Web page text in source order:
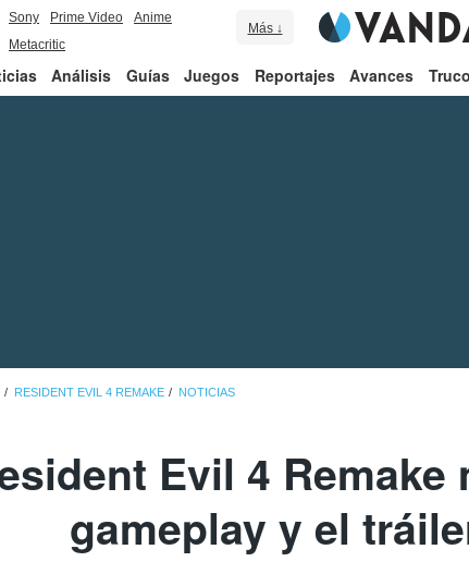
Sony Prime Video
Anime
Metacritic
Más ↓
Análisis Guías Juegos Reportajes Avances
RESIDENT EVIL 4 REMAKE NOTICIAS
Evil 4
gameplay y el